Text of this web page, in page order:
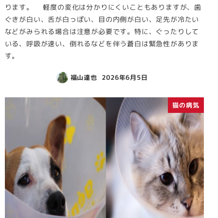
ります。 軽度の変化は分かりにくいこともありますが、歯
ぐきが白い、舌が白っぽい、目の内側が白い、足先が冷たい
などがみられる場合は注意が必要です。特に、ぐったりして
いる、呼吸が速い、倒れるなどを伴う蒼白は緊急性がありま
す。
福山達也 2026年6月5日
猫の病気